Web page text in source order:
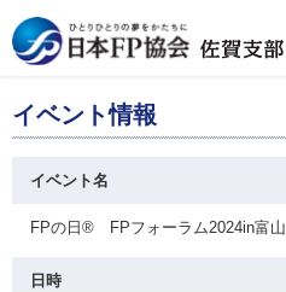
イベント情報
イベント名
FPの日® FPフォーラム2024in富山
日時